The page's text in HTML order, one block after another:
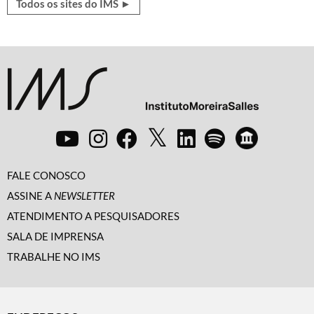
Todos os sites do IMS ►
FALE CONOSCO
ASSINE A NEWSLETTER
ATENDIMENTO A PESQUISADORES
SALA DE IMPRENSA
TRABALHE NO IMS